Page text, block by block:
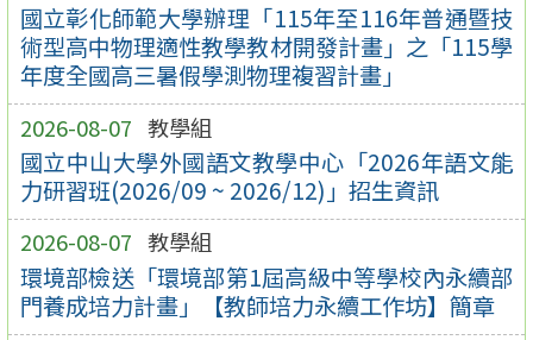
國立彰化師範大學辦理「115年至116年普通暨技
術型高中物理適性教學教材開發計畫」之「115學
年度全國高三暑假學測物理複習計畫」
2026-08-07 教學組
國立中山大學外國語文教學中心「2026年語文能
力研習班(2026/09 ~ 2026/12)」招生資訊
2026-08-07 教學組
環境部檢送「環境部第1屆高級中等學校內永續部
門養成培力計畫」【教師培力永續工作坊】簡章